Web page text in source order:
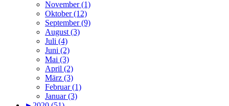
November (1)
Oktober (12)
September (9)
August (3)
Juli (4)
Juni (2)
Mai (3)
April (2)
März (3)
Februar (1)
Januar (3)